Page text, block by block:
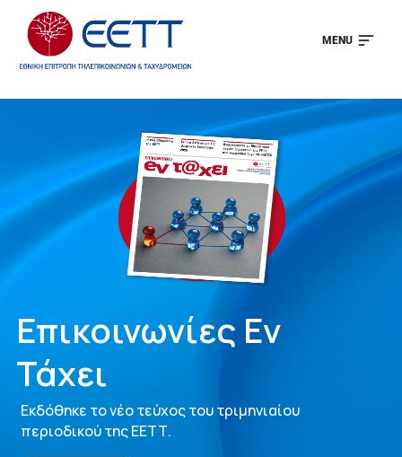
MENU
Επικοινωνίες Εν
Τάχει
Εκδόθηκε το νέο τεύχος του τριμηνιαίου
περιοδικού της ΕΕΤΤ.